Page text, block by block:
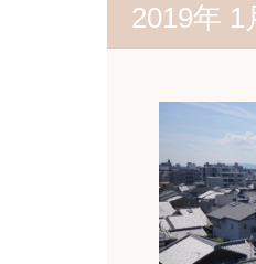
2019年 1